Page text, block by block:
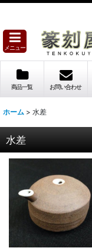
メニュー
商品一覧 お問い合わせ
ホーム > 水差
水差